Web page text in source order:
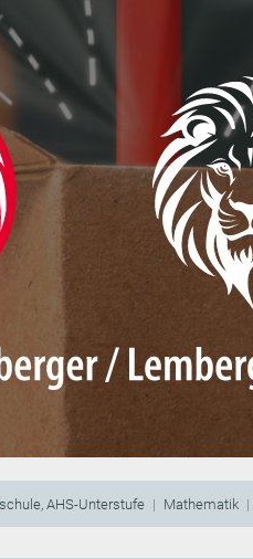
AHS-Unterstufe Mathematik